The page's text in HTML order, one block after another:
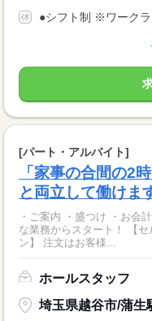
●シフト制 ※ワークラ
[パート・アルバイト]
「家事の合間の2
と両立して働けま
・ご案内 ・盛つけ ・お
な業務からスタート！ 【セルフオーダー導入なので接客がカンタ
ン】 注文はお客様...
ホールスタッフ
埼玉県越谷市/蒲生